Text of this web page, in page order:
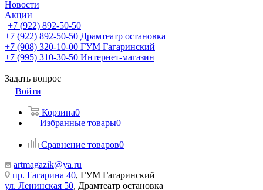
Новости
Акции
+7 (922) 892-50-50
+7 (922) 892-50-50 Драмтеатр остановка
+7 (908) 320-10-00 ГУМ Гагаринский
+7 (995) 310-30-50 Интернет-магазин
Задать вопрос
Войти
Корзина0
Избранные товары0
Сравнение товаров0
artmagazik@ya.ru
пр. Гагарина 40, ГУМ Гагаринский
ул. Ленинская 50, Драмтеатр остановка